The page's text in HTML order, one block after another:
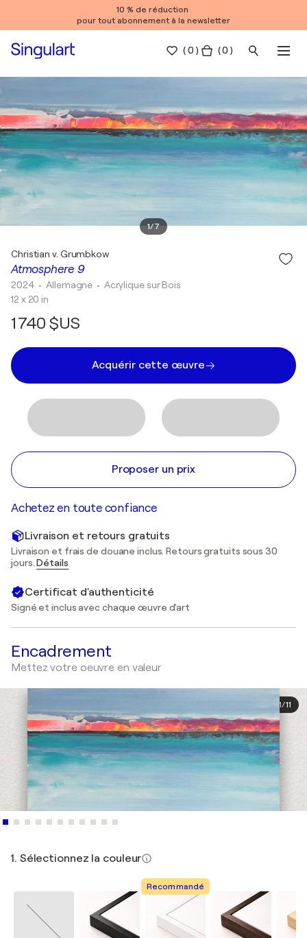
10 % de réduction
pour tout abonnement à la newsletter
(0 ) ( 0 )
1/7
Atmosphere 9
Christian v. Grumbkow
2024 • Allemagne • Acrylique sur Bois
12 x 20 in
1 740 $US
Acquérir cette œuvre
Proposer un prix
Achetez en toute confiance
Livraison et retours gratuits
Livraison et frais de douane inclus. Retours gratuits sous 30
jours.Détails
Certificat d'authenticité
Signé et inclus avec chaque œuvre d'art
Encadrement
Mettez votre oeuvre en valeur
1/11
1. Sélectionnez la couleur
Recommandé